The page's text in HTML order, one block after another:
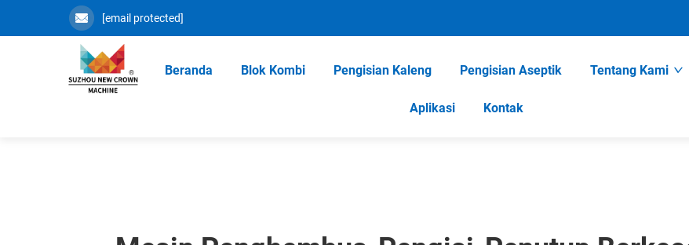
[email protected]
Beranda Blok Kombi Pengisian Kaleng Pengisian Aseptik Tentang Kami
Aplikasi Kontak